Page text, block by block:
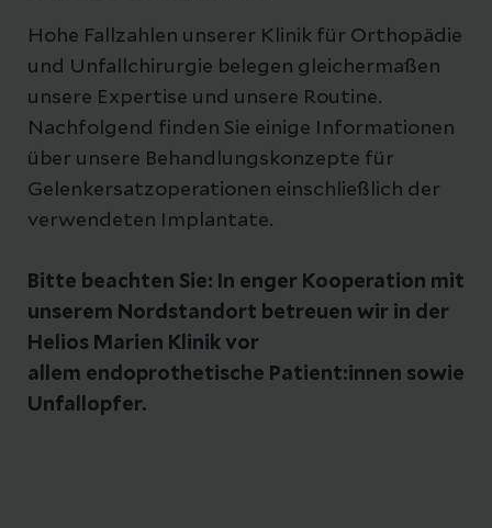
Hohe Fallzahlen unserer Klinik für Orthopädie
und Unfallchirurgie belegen gleichermaßen
unsere Expertise und unsere Routine.
Nachfolgend finden Sie einige Informationen
über unsere Behandlungskonzepte für
Gelenkersatzoperationen einschließlich der
verwendeten Implantate.
Bitte beachten Sie: In enger Kooperation mit
unserem Nordstandort betreuen wir in der
Helios Marien Klinik vor
allem endoprothetische Patient:innen sowie
Unfallopfer.